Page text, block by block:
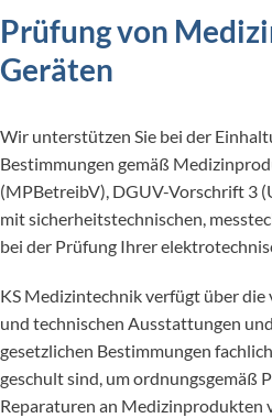
Prüfung von
Geräten
Wir unterstützen Sie bei der
Bestimmungen gemäß
(MPBetreibV), DGUV-Vorschrift 3
mit sicherheitstechnischen,
bei der Prüfung Ihrer
KS Medizintechnik verfügt über
und technischen Ausstattungen
gesetzlichen Bestimmungen
geschult sind, um ordnungsgemäß
Reparaturen an Medizinprodukten